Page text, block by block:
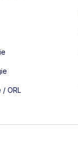
/ ORL